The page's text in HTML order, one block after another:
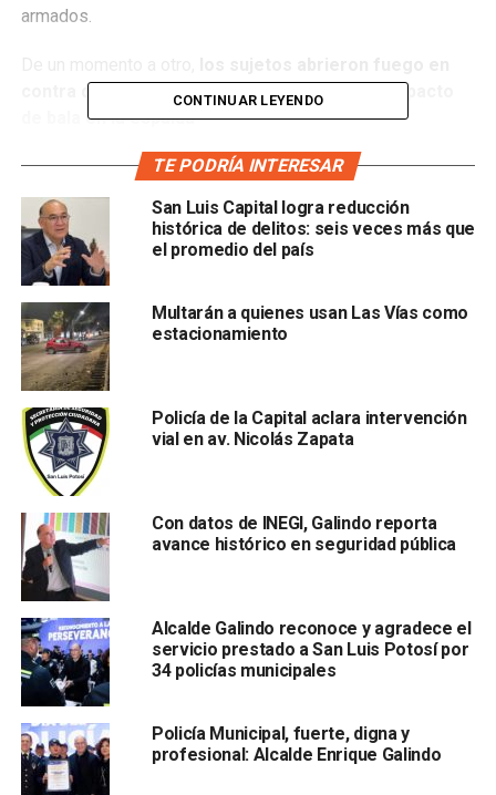
armados.
contra del oficial municipal quien recibió un impacto
de bala en la espalda
, afortunadamente contaba con chaleco antibalas, y un
rozón en el cuello.
Sus compañeros lo trasladaron al Hospital de la Salud
donde a las afueras del lugar el ejército y elementos de
la Policía Vial montaron un operativo de vigilancia.
También lee:
muerto y dos más heridos
ARTÍCULOS RELACIONADOS:
POLICÍA MUNICIPAL
SIGUIENTE
118 potosinos hospitalizados en atención covid; 24
usan ventiladores
NO TE PIERDAS
SLP tuvo este domingo otro día récord de casos
covid: 64 nuevos contagios
CONTINUAR LEYENDO
TE PODRÍA INTERESAR
San Luis Capital logra reducción
histórica de delitos: seis veces más que
el promedio del país
Multarán a quienes usan Las Vías como
estacionamiento
Policía de la Capital aclara intervención
vial en av. Nicolás Zapata
Con datos de INEGI, Galindo reporta
avance histórico en seguridad pública
Alcalde Galindo reconoce y agradece el
servicio prestado a San Luis Potosí por
34 policías municipales
Policía Municipal, fuerte, digna y
profesional: Alcalde Enrique Galindo